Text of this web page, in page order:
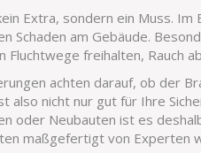
Extra, sondern ein Muss.
Schaden am Gebäude.
Fluchtwege freihalten, Rauch
achten darauf, ob der
also nicht nur gut für Ihre
oder Neubauten ist es
maßgefertigt von Experten